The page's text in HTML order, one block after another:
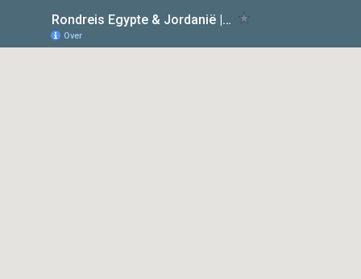
Rondreis Egypte & Jordanië | Middenoostenreizen.com
Over